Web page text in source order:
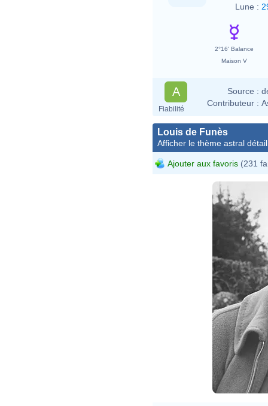
Lune :
2°16' Balance
Maison V
A
Fiabilité
Source :
Contributeur :
Louis de Funès
Afficher le thème astral
Ajouter aux favoris (231